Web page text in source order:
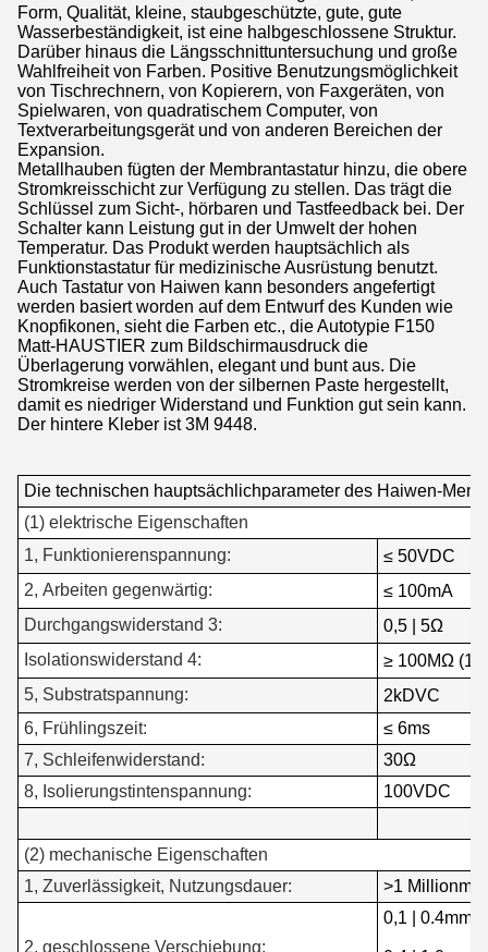
Form, Qualität, kleine, staubgeschützte, gute, gute
Wasserbeständigkeit, ist eine halbgeschlossene Struktur.
Darüber hinaus die Längsschnittuntersuchung und große
Wahlfreiheit von Farben. Positive Benutzungsmöglichkeit
von Tischrechnern, von Kopierern, von Faxgeräten, von
Spielwaren, von quadratischem Computer, von
Textverarbeitungsgerät und von anderen Bereichen der
Expansion.
Metallhauben fügten der Membrantastatur hinzu, die obere
Stromkreisschicht zur Verfügung zu stellen. Das trägt die
Schlüssel zum Sicht-, hörbaren und Tastfeedback bei. Der
Schalter kann Leistung gut in der Umwelt der hohen
Temperatur. Das Produkt werden hauptsächlich als
Funktionstastatur für medizinische Ausrüstung benutzt.
Auch Tastatur von Haiwen kann besonders angefertigt
werden basiert worden auf dem Entwurf des Kunden wie
Knopfikonen, sieht die Farben etc., die Autotypie F150
Matt-HAUSTIER zum Bildschirmausdruck die
Überlagerung vorwählen, elegant und bunt aus. Die
Stromkreise werden von der silbernen Paste hergestellt,
damit es niedriger Widerstand und Funktion gut sein kann.
Der hintere Kleber ist 3M 9448.
Die technischen hauptsächlichparameter des Haiwen-
(1) elektrische Eigenschaften
1, Funktionierenspannung:
≤ 50VDC
2, Arbeiten gegenwärtig:
≤ 100mA
Durchgangswiderstand 3:
0,5 | 5Ω
Isolationswiderstand 4:
≥ 100MΩ
5, Substratspannung:
2kDVC
6, Frühlingszeit:
≤ 6ms
7, Schleifenwiderstand:
30Ω
8, Isolierungstintenspannung:
100VDC
(2) mechanische Eigenschaften
1, Zuverlässigkeit, Nutzungsdauer:
>1 Millionmal
2, geschlossene Verschiebung:
0,1 | 0.4mm